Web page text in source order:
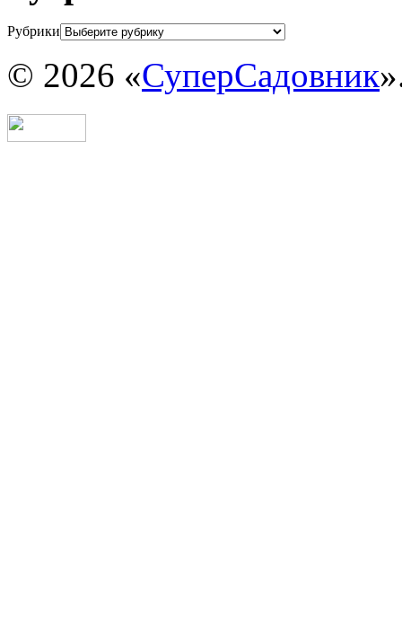
Рубрики
© 2026 «СуперСадовник